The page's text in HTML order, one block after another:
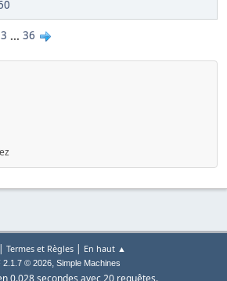
3 ... 36
Termes et Règles| En haut ▲
2.1.7 © 2026, Simple Machines
0.028 secondes avec 20 requêtes.